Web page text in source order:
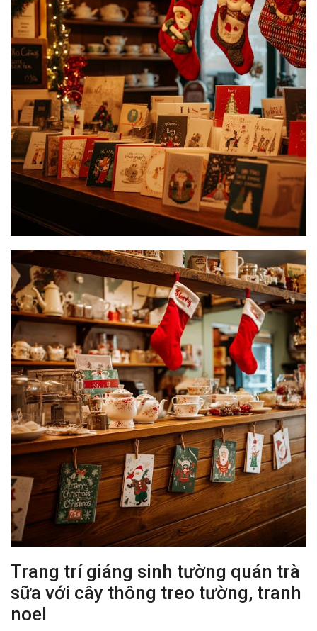
Trang trí giáng sinh tường quán trà
sữa với cây thông treo tường, tranh
noel